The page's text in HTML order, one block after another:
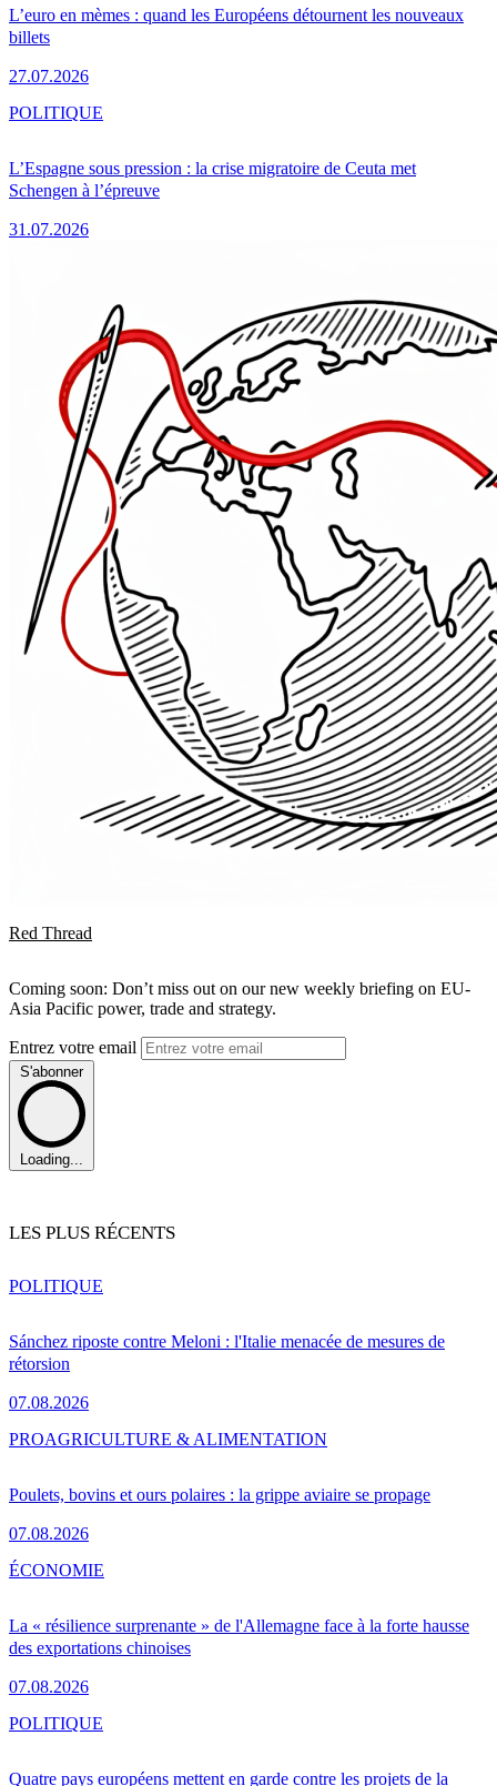
L’euro en mèmes : quand les Européens détournent les nouveaux
billets
27.07.2026
L’Espagne sous pression : la crise migratoire de Ceuta met
Schengen à l’épreuve
31.07.2026
POLITIQUE
Red Thread
Coming soon: Don’t miss out on our new weekly briefing on EU-
Asia Pacific power, trade and strategy.
Entrez votre email
S'abonner
Loading...
LES PLUS RÉCENTS
Sánchez riposte contre Meloni : l'Italie menacée de mesures de
rétorsion
07.08.2026
POLITIQUE
Poulets, bovins et ours polaires : la grippe aviaire se propage
07.08.2026
PROAGRICULTURE & ALIMENTATION
La « résilience surprenante » de l'Allemagne face à la forte hausse
des exportations chinoises
07.08.2026
ÉCONOMIE
Quatre pays européens mettent en garde contre les projets de la
POLITIQUE